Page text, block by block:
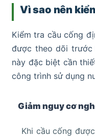
Vì sao nên
Kiểm tra cầu cống
được theo dõi trước
này đặc biệt cần
công trình sử dụng
Giảm nguy cơ
Khi cầu cống